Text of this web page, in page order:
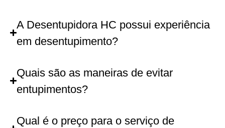
A Desentupidora HC possui experiência
em desentupimento?
Quais são as maneiras de evitar
entupimentos?
Qual é o preço para o serviço de